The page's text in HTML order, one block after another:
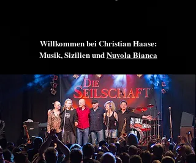
Willkommen bei Christian Haase:
Musik, Sizilien undNuvola Bianca